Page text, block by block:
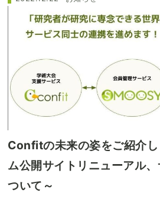
Confitの未来の姿をご紹介し
ム公開サイトリニューアル
ついて～